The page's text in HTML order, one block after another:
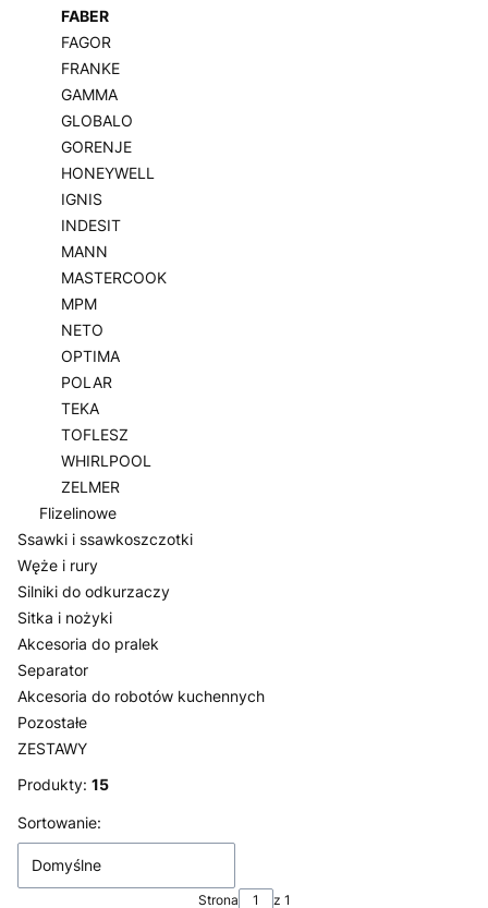
FABER
FAGOR
FRANKE
GAMMA
GLOBALO
GORENJE
HONEYWELL
IGNIS
INDESIT
MANN
MASTERCOOK
MPM
NETO
OPTIMA
POLAR
TEKA
TOFLESZ
WHIRLPOOL
ZELMER
Flizelinowe
Ssawki i ssawkoszczotki
Węże i rury
Silniki do odkurzaczy
Sitka i nożyki
Akcesoria do pralek
Separator
Akcesoria do robotów kuchennych
Pozostałe
ZESTAWY
Koniec menu
Produkty: 15
Lista produktów
Sortowanie:
Domyślne
Strona z 1